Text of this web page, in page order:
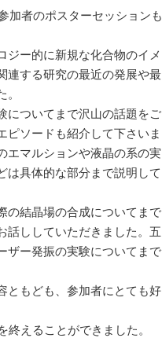
加者のポスターセッションも
ジー的に新規な化合物のイメ
連する研究の最近の発展や最
についてまで沢山の話題をご
ピソードも紹介して下さいま
エマルションや液晶の系の実
は具体的な部分まで説明して
の結晶場の合成についてまで
話ししていただきました。五
ザー発振の実験についてまで
ともども、参加者にとても好
えることができました。